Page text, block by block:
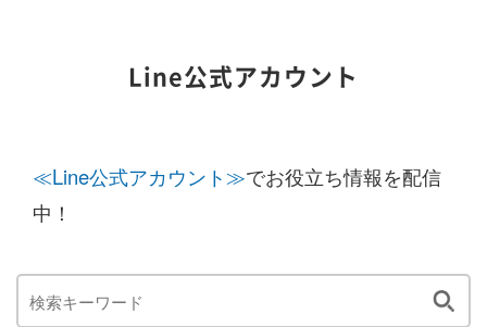
Line公式アカウント
≪Line公式アカウント≫でお役立ち情報を配信
中！